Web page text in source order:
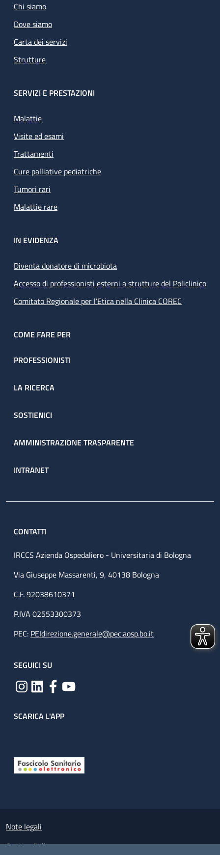
Chi siamo
Dove siamo
Carta dei servizi
Strutture
SERVIZI E PRESTAZIONI
Malattie
Visite ed esami
Trattamenti
Cure palliative pediatriche
Tumori rari
Malattie rare
IN EVIDENZA
Diventa donatore di microbiota
Accesso di professionisti esterni a strutture del Policlinico
Comitato Regionale per l’Etica nella Clinica COREC
COME FARE PER
PROFESSIONISTI
LA RICERCA
SOSTIENICI
AMMINISTRAZIONE TRASPARENTE
INTRANET
CONTATTI
IRCCS Azienda Ospedaliero - Universitaria di Bologna
Via Giuseppe Massarenti, 9, 40138 Bologna
C.F. 92038610371
P.IVA 02553300373
PEC: PEIdirezione.generale@pec.aosp.bo.it
SEGUICI SU
SCARICA L'APP
Small prints
Note legali
Cookies Policy